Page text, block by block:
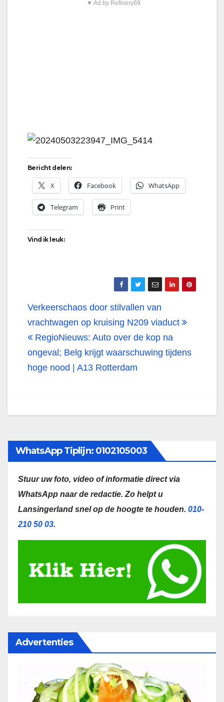
▼ Ad by Refinery89
Bericht delen:
X Facebook WhatsApp
Telegram Print
Vind ik leuk:
Bericht
navigatie
Verkeerschaos door stilvallen van
vrachtwagen op kruising N209 viaduct
RegioNieuws: Auto over de kop na
ongeval; Belg krijgt waarschuwing tijdens
hoge nood | A13 Rotterdam
WhatsApp Tiplijn: 0102105003
Stuur uw foto, video of informatie direct via
WhatsApp naar de redactie. Zo helpt u
Lansingerland snel op de hoogte te houden. 010-
210 50 03.
Advertenties